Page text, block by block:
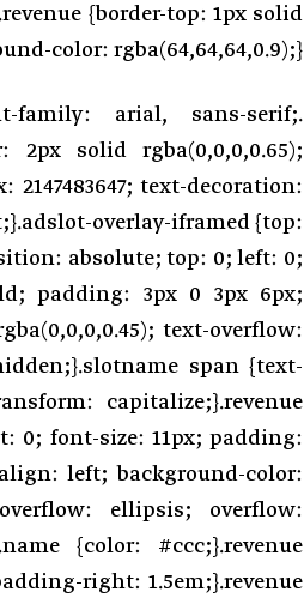
{border-top: 1px solid
color: rgba(64,64,64,0.9);}
family: arial, sans-serif;
2px solid rgba(0,0,0,0.65);
text-decoration:
overlay-iframed {top:
absolute; top: 0; left: 0;
padding: 3px 0 3px 6px;
text-overflow:
span {text-
capitalize;}.revenue
0; font-size: 11px; padding:
left; background-color:
ellipsis; overflow:
{color: #ccc;}.revenue
right: 1.5em;}.revenue